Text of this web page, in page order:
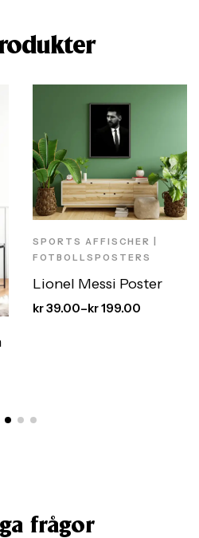
SPORTS AFFISCHER |
FOTBOLLSPOSTERS
Lionel Messi Poster
kr39.00–kr199.00
frågor